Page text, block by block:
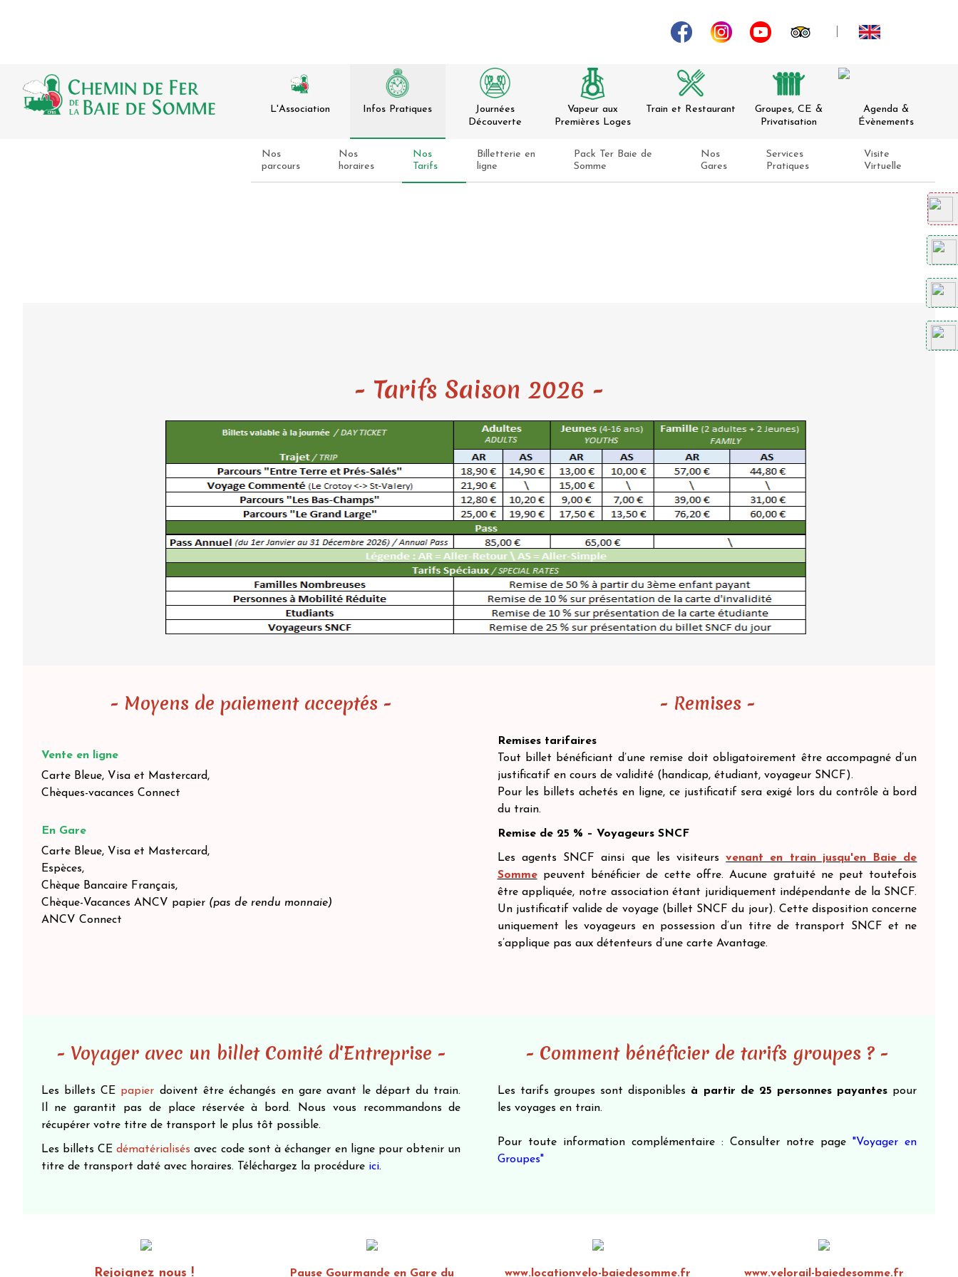
L'Association Infos Pratiques
Nos
parcours
Nos
horaires
Nos
Tarifs
Billetterie en
ligne
Pack Ter Baie de
Somme
Nos
Gares
Services
Pratiques
Visite
Virtuelle
Journées
Découverte
Vapeur aux
Premières Loges
Train et Restaurant
Groupes, CE &
Privatisation
Agenda &
Évènements
- Tarifs Saison 2026 -
- Moyens de paiement acceptés -
Vente en ligne
Carte Bleue, Visa et Mastercard,
Chèques-vacances Connect
En Gare
Carte Bleue, Visa et Mastercard,
Espèces,
Chèque Bancaire Français,
Chèque-Vacances ANCV papier (pas de rendu monnaie)
ANCV Connect
- Remises -
Remises tarifaires
Tout billet bénéficiant d’une remise doit obligatoirement être accompagné d’un
justificatif en cours de validité (handicap, étudiant, voyageur SNCF).
Pour les billets achetés en ligne, ce justificatif sera exigé lors du contrôle à bord
du train.
Remise de 25 % – Voyageurs SNCF
Les agents SNCF ainsi que les visiteurs
venant en train jusqu'en Baie de
Sommepeuvent bénéficier de cette offre. Aucune gratuité ne peut toutefois
être appliquée, notre association étant juridiquement indépendante de la SNCF.
Un justificatif valide de voyage (billet SNCF du jour). Cette disposition concerne
uniquement les voyageurs en possession d’un titre de transport SNCF et ne
s’applique pas aux détenteurs d’une carte Avantage.
- Voyager avec un billet Comité d'Entreprise -
Les billets CE papier doivent être échangés en gare avant le départ du train.
Il ne garantit pas de place réservée à bord. Nous vous recommandons de
récupérer votre titre de transport le plus tôt possible.
Les billets CEdématérialisésavec code sont à échanger en ligne pour obtenir un
titre de transport daté avec horaires. Téléchargez la procédure ici.
- Comment bénéficier de tarifs groupes ? -
Les tarifs groupes sont disponibles à partir de 25 personnes payantes pour
les voyages en train.
Pour toute information complémentaire : Consulter notre page"Voyager en
Groupes"
Rejoignez nous ! Pause Gourmande en Gare du www.locationvelo-baiedesomme.fr www.velorail-baiedesomme.fr